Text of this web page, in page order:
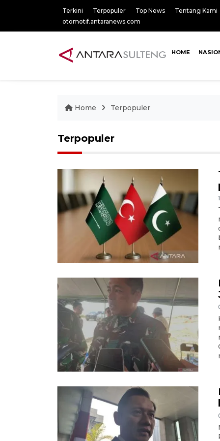
Terkini Terpopuler Top News
Tentang Kami
otomotif.antaranews.com
HOME
Home Terpopuler
Terpopuler